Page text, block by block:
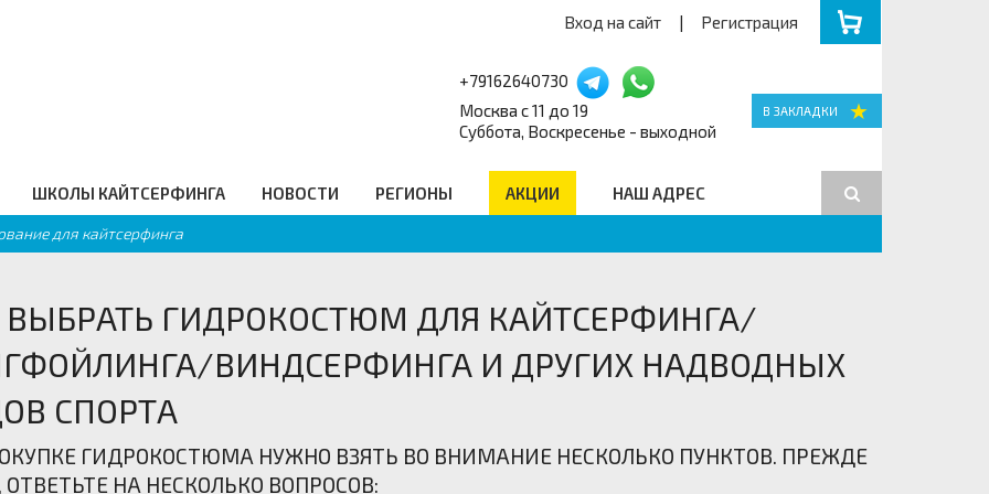
Вход на сайт | Регистрация
+79162640730
Москва с 11 до 19
Суббота, Воскресенье - выходной
Балансборды
Гидро Аксессуары
ШКОЛЫ КАЙТСЕРФИНГА НОВОСТИ РЕГИОНЫ АКЦИИ НАШ АДРЕС
для кайтсерфинга
ВЫБРАТЬ ГИДРОКОСТЮМ ДЛЯ КАЙТСЕРФИНГА/
ВИНДСЕРФИНГА И ДРУГИХ НАДВОДНЫХ
СПОРТА
ГИДРОКОСТЮМА НУЖНО ВЗЯТЬ ВО ВНИМАНИЕ НЕСКОЛЬКО ПУНКТОВ. ПРЕЖДЕ
ОТВЕТЬТЕ НА НЕСКОЛЬКО ВОПРОСОВ: